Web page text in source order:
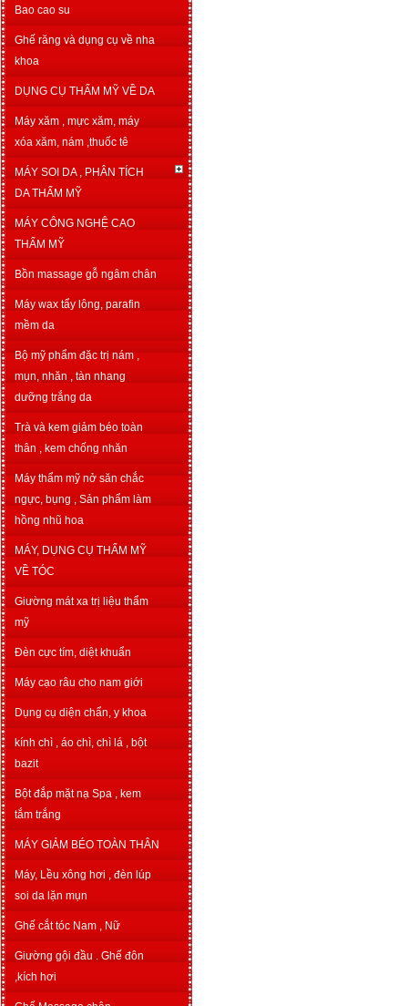
Bao cao su
Ghế răng và dụng cụ về nha
khoa
DỤNG CỤ THẨM MỸ VỀ DA
Máy xăm , mực xăm, máy
xóa xăm, nám ,thuốc tê
MÁY SOI DA , PHÂN TÍCH
DA THẨM MỸ
MÁY CÔNG NGHỆ CAO
THẨM MỸ
Bồn massage gỗ ngâm chân
Máy wax tẩy lông, parafin
mềm da
Bộ mỹ phẩm đặc trị nám ,
mụn, nhăn , tàn nhang
dưỡng trắng da
Trà và kem giảm béo toàn
thân , kem chống nhăn
Máy thẩm mỹ nở săn chắc
ngực, bụng , Sản phẩm làm
hồng nhũ hoa
MÁY, DỤNG CỤ THẨM MỸ
VỀ TÓC
Giường mát xa trị liệu thẩm
mỹ
Đèn cực tím, diệt khuẩn
Máy cạo râu cho nam giới
Dụng cụ diện chẩn, y khoa
kính chì , áo chì, chì lá , bột
bazit
Bột đắp mặt nạ Spa , kem
tắm trắng
MÁY GIẢM BÉO TOÀN THÂN
Máy, Lều xông hơi , đèn lúp
soi da lặn mụn
Ghế cắt tóc Nam , Nữ
Giường gội đầu . Ghế đôn
,kích hơi